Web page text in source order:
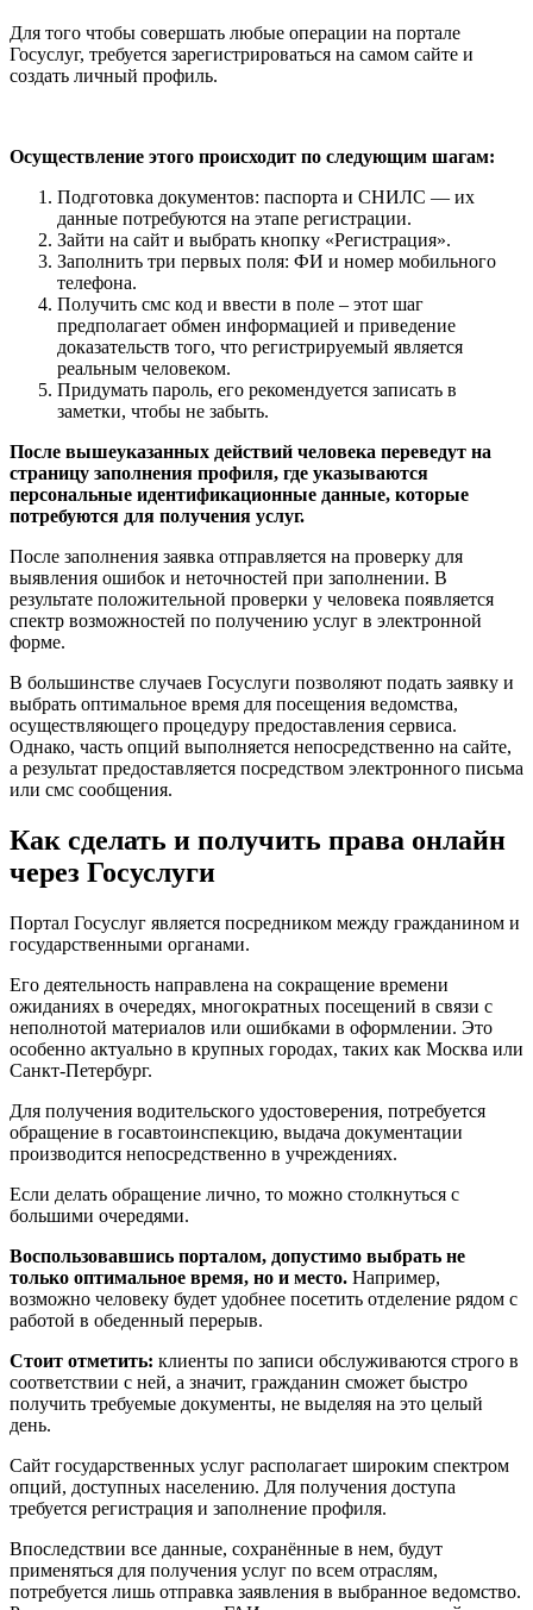
Для того чтобы совершать любые операции на портале
Госуслуг, требуется зарегистрироваться на самом сайте и
создать личный профиль.
Осуществление этого происходит по следующим шагам:
Подготовка документов: паспорта и СНИЛС — их
данные потребуются на этапе регистрации.
Зайти на сайт и выбрать кнопку «Регистрация».
Заполнить три первых поля: ФИ и номер мобильного
телефона.
Получить смс код и ввести в поле – этот шаг
предполагает обмен информацией и приведение
доказательств того, что регистрируемый является
реальным человеком.
Придумать пароль, его рекомендуется записать в
заметки, чтобы не забыть.
После вышеуказанных действий человека переведут на
страницу заполнения профиля, где указываются
персональные идентификационные данные, которые
потребуются для получения услуг.
После заполнения заявка отправляется на проверку для
выявления ошибок и неточностей при заполнении. В
результате положительной проверки у человека появляется
спектр возможностей по получению услуг в электронной
форме.
В большинстве случаев Госуслуги позволяют подать заявку и
выбрать оптимальное время для посещения ведомства,
осуществляющего процедуру предоставления сервиса.
Однако, часть опций выполняется непосредственно на сайте,
а результат предоставляется посредством электронного письма
или смс сообщения.
Как сделать и получить права онлайн
через Госуслуги
Портал Госуслуг является посредником между гражданином и
государственными органами.
Его деятельность направлена на сокращение времени
ожиданиях в очередях, многократных посещений в связи с
неполнотой материалов или ошибками в оформлении. Это
особенно актуально в крупных городах, таких как Москва или
Санкт-Петербург.
Для получения водительского удостоверения, потребуется
обращение в госавтоинспекцию, выдача документации
производится непосредственно в учреждениях.
Если делать обращение лично, то можно столкнуться с
большими очередями.
Воспользовавшись порталом, допустимо выбрать не
только оптимальное время, но и место. Например,
возможно человеку будет удобнее посетить отделение рядом с
работой в обеденный перерыв.
Стоит отметить: клиенты по записи обслуживаются строго в
соответствии с ней, а значит, гражданин сможет быстро
получить требуемые документы, не выделяя на это целый
день.
Сайт государственных услуг располагает широким спектром
опций, доступных населению. Для получения доступа
требуется регистрация и заполнение профиля.
Впоследствии все данные, сохранённые в нем, будут
применяться для получения услуг по всем отраслям,
потребуется лишь отправка заявления в выбранное ведомство.